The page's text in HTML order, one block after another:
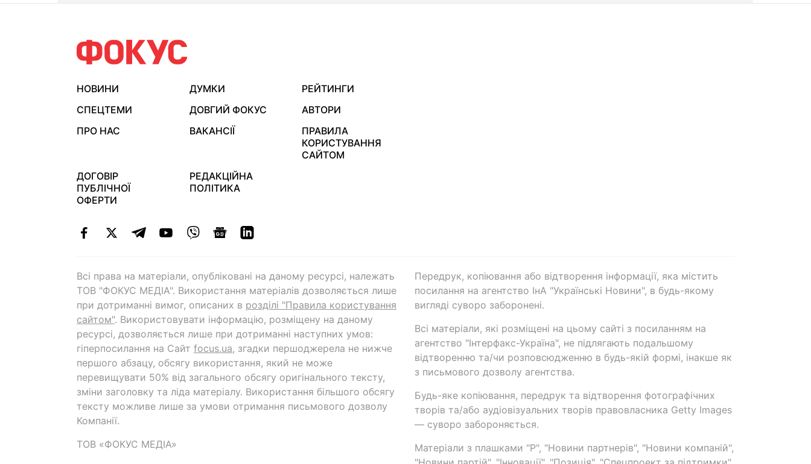
НОВИНИ ДУМКИ
РЕЙТИНГИ
СПЕЦТЕМИ
ДОВГИЙ ФОКУС
АВТОРИ
ПРО НАС
ВАКАНСІЇ
ПРАВИЛА
КОРИСТУВАННЯ
САЙТОМ
ДОГОВІР
ПУБЛІЧНОЇ
ОФЕРТИ
РЕДАКЦІЙНА
ПОЛІТИКА
Всі права на матеріали, опубліковані на даному ресурсі, належать
ТОВ "ФОКУС МЕДІА". Використання матеріалів дозволяється лише
при дотриманні вимог, описаних в розділі "Правила користування
сайтом". Використовувати інформацію, розміщену на даному
ресурсі, дозволяється лише при дотриманні наступних умов:
гіперпосилання на Cайт focus.ua, згадки першоджерела не нижче
першого абзацу, обсягу використання, який не може
перевищувати 50% від загального обсягу оригінального тексту,
зміни заголовку та ліда матеріалу. Використання більшого обсягу
тексту можливе лише за умови отримання письмового дозволу
Компанії.
ТОВ «ФОКУС МЕДІА»
Передрук, копіювання або відтворення інформації, яка містить
посилання на агентство ІнА "Українські Новини", в будь-якому
вигляді суворо заборонені.
Всі матеріали, які розміщені на цьому сайті з посиланням на
агентство "Інтерфакс-Україна", не підлягають подальшому
відтворенню та/чи розповсюдженню в будь-якій формі, інакше як
з письмового дозволу агентства.
Будь-яке копіювання, передрук та відтворення фотографічних
творів та/або аудіовізуальних творів правовласника Getty Images
— суворо забороняється.
Матеріали з плашками "Р", "Новини партнерів", "Новини компаній",